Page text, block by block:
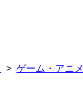
ゲーム・アニメ